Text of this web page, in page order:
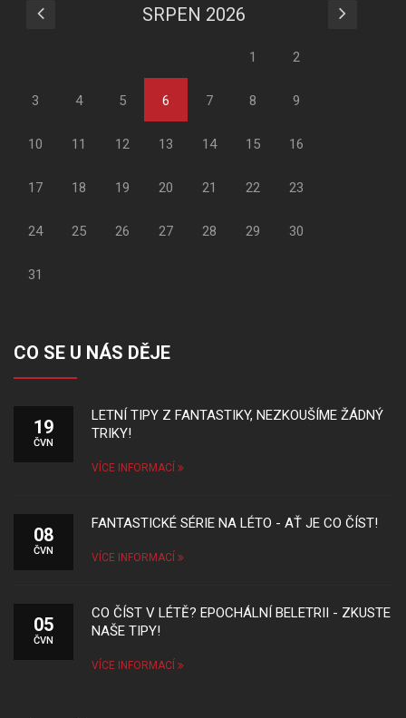
SRPEN 2026
1 2
3 4 5 6 7 8 9
10 11 12 13 14 15 16
17 18 19 20 21 22 23
24 25 26 27 28 29 30
31
CO SE U NÁS DĚJE
19
ČVN
LETNÍ TIPY Z FANTASTIKY, NEZKOUŠÍME ŽÁDNÝ
TRIKY!
VÍCE INFORMACÍ
08
ČVN
FANTASTICKÉ SÉRIE NA LÉTO - AŤ JE CO ČÍST!
VÍCE INFORMACÍ
05
ČVN
CO ČÍST V LÉTĚ? EPOCHÁLNÍ BELETRII - ZKUSTE
NAŠE TIPY!
VÍCE INFORMACÍ